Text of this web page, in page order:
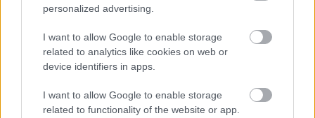
personalized advertising.
I want to allow Google to enable storage
related to analytics like cookies on web or
device identifiers in apps.
I want to allow Google to enable storage
related to functionality of the website or app.